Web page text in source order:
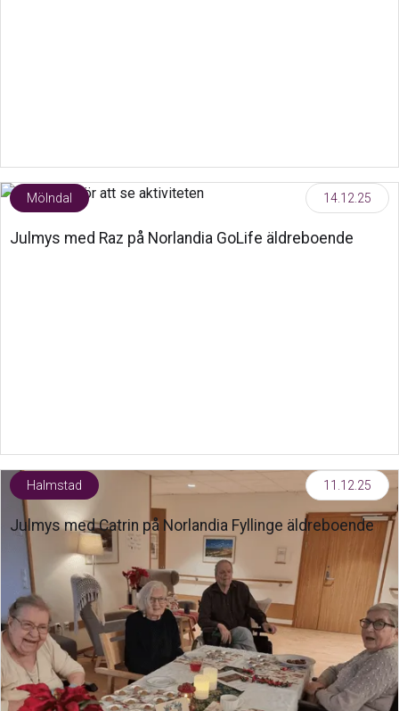
Mölndal 14.12.25
Julmys med Raz på Norlandia GoLife äldreboende
Halmstad 11.12.25
Julmys med Catrin på Norlandia Fyllinge äldreboende